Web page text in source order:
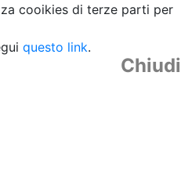
cooikies di terze parti per
questo link.
Chiudi